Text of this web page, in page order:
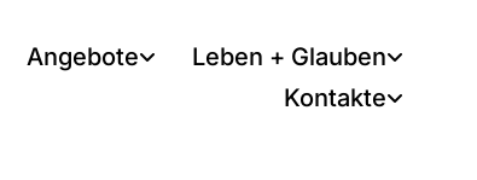
Angebote
Leben + Glauben
Kontakte